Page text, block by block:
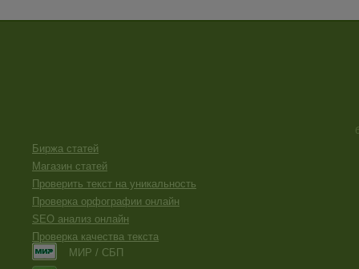
Биржа статей
Магазин статей
Проверить текст на уникальность
Проверка орфографии онлайн
SEO анализ онлайн
Проверка качества текста
МИР / СБП